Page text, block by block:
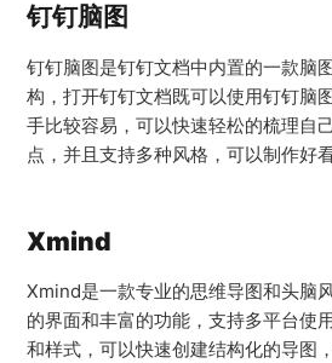
钉钉脑图
钉钉脑图是钉钉文档中内置的一款脑
构，打开钉钉文档既可以使用钉钉脑
手比较容易，可以快速轻松的梳理自
点，并且支持多种风格，可以制作好
Xmind
Xmind是一款专业的思维导图和头脑
的界面和丰富的功能，支持多平台使
和样式，可以快速创建结构化的导图